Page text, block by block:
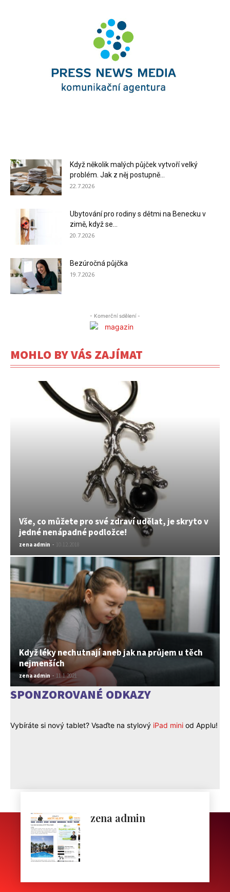
Když několik malých půjček vytvoří velký
problém. Jak z něj postupně...
22.7.2026
Ubytování pro rodiny s dětmi na Benecku v
zimě, když se...
20.7.2026
Bezúročná půjčka
19.7.2026
- Komerční sdělení -
MOHLO BY VÁS ZAJÍMAT
Vše, co můžete pro své zdraví udělat, je skryto v
jedné nenápadné podložce!
zena admin - 10.12.2018
Když léky nechutnají aneb jak na průjem u těch
nejmenších
zena admin - 11.1.2021
SPONZOROVANÉ ODKAZY
Vybíráte si nový tablet? Vsaďte na stylový iPad mini od Applu!
zena admin